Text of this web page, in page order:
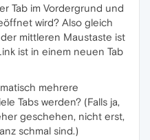
Tab im Vordergrund und
wird? Also gleich
der mittleren Maustaste ist
ist in einem neuen Tab
mehrere
Tabs werden? (Falls ja,
geschehen, nicht erst,
schmal sind.)